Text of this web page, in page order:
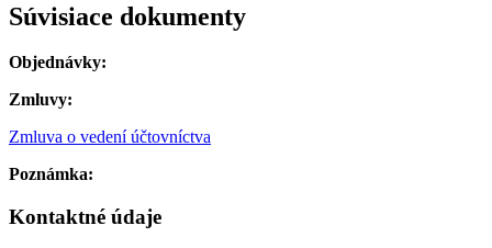
Súvisiace dokumenty
Objednávky:
Zmluvy:
Zmluva o vedení účtovníctva
Poznámka:
Kontaktné údaje